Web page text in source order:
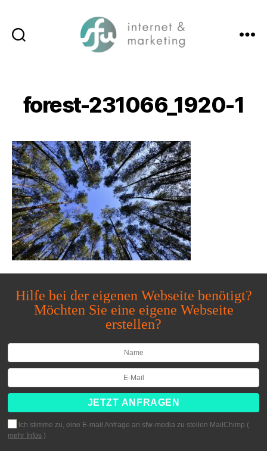
forest-231066_1920-1
Hilfe bei der eigenen Webseite benötigt?
Möchten Sie eine eigene Webseite
erstellen?
Ich stimme zu, eine E-mail Anfrage an sfw-media zu stellen MailChimp (
mehr Infos )